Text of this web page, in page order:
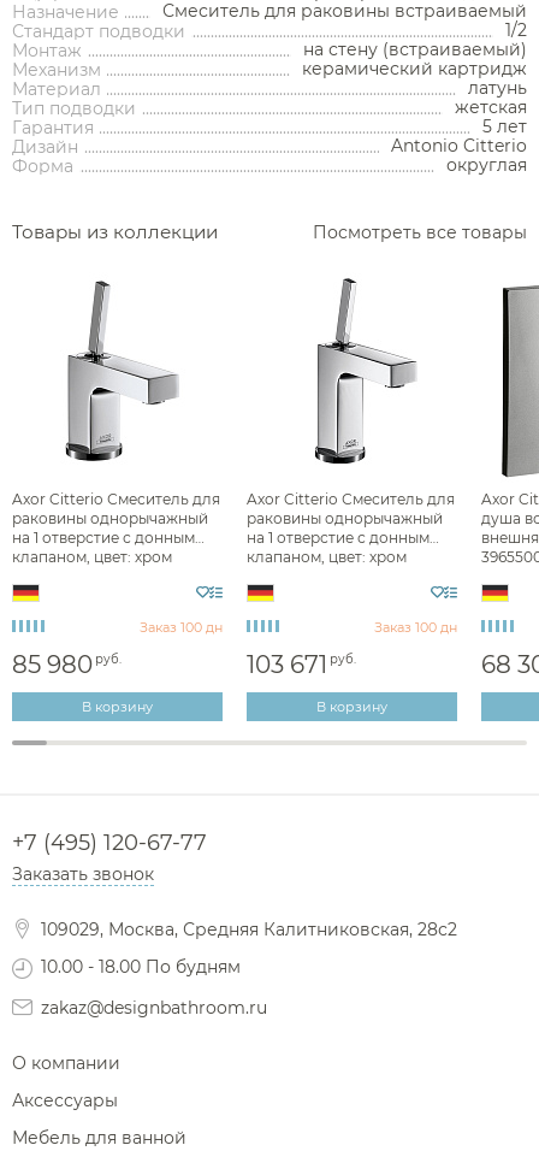
Сравнение Избранное Корзина Вход
Полки на ванну
Полки-ниши
Сушилки для рук
Диспенсеры ватных дисков
Переключатели потоков для душа
Душевые форсунки
Комплектующие для душа
Назначение
Смеситель для раковины встраиваемый
Стандарт подводки
1/2
Монтаж
на стену (встраиваемый)
Механизм
керамический картридж
Материал
латунь
Тип подводки
жетская
Гарантия
5 лет
Дизайн
Antonio Citterio
Форма
округлая
Товары из коллекции Посмотреть все товары
Axor Citterio Смеситель для
раковины однорычажный
на 1 отверстие с донным
клапаном, цвет: хром
Заказ 100 дн
85 980 руб.
В корзину
Axor Citterio Смеситель для
раковины однорычажный
на 1 отверстие с донным
клапаном, цвет: хром
Заказ 100 дн
103 671 руб.
В корзину
Axor
душа
68
+7 (495) 120-67-77
Заказать звонок
109029, Москва, Средняя Калитниковская, 28с2
10.00 - 18.00 По будням
zakaz@designbathroom.ru
О компании
Аксессуары
Мебель для ванной